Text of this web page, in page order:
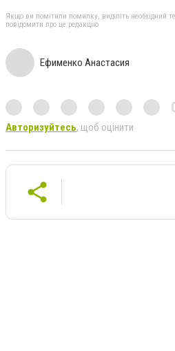
Якщо ви помітили помилку, виділіть необхідний
повідомити про це редакцію
Ефименко Анастасия
Авторизуйтесь, щоб оцінити